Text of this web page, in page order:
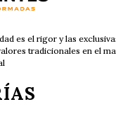
es el rigor y las
tradicionales en el